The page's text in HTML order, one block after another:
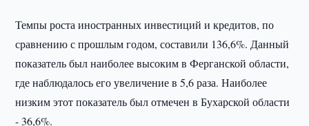
Темпы роста иностранных инвестиций и кредитов, по
сравнению с прошлым годом, составили 136,6%. Данный
показатель был наиболее высоким в Ферганской области,
где наблюдалось его увеличение в 5,6 раза. Наиболее
низким этот показатель был отмечен в Бухарской области
- 36,6%.